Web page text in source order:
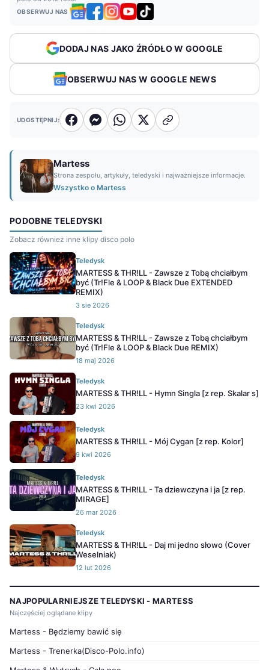
OBSERWUJ NAS
DODAJ NAS JAKO ŹRÓDŁO W GOOGLE
OBSERWUJ NAS W GOOGLE NEWS
UDOSTĘPNIJ:
Martess
Strona zespołu, artykuły, teledyski i najważniejsze informacje.
Wszystko o Martess
PODOBNE TELEDYSKI
Zobacz również inne klipy disco polo
Teledysk
MARTESS & THR!LL - Zawsze z Tobą chciałbym
być (Tr!Fle & LOOP & Black Due EXTENDED
REMIX)
3 sie 2026
Teledysk
MARTESS & THR!LL - Zawsze z Tobą chciałbym
być (Tr!Fle & LOOP & Black Due REMIX)
18 maj 2026
Teledysk
MARTESS & THR!LL - Hymn Singla [z rep. Skalar s]
23 kwi 2026
Teledysk
MARTESS & THR!LL - Mój Cygan [z rep. Kolor]
9 kwi 2026
Teledysk
MARTESS & THR!LL - Ta dziewczyna i ja [z rep.
MIRAGE]
26 mar 2026
Teledysk
MARTESS & THR!LL - Daj mi jedno słowo (Cover
Weselniak)
12 lut 2026
NAJPOPULARNIEJSZE TELEDYSKI - MARTESS
Najczęściej oglądane klipy
Martess - Będziemy bawić się
Martess - Trenerka(Disco-Polo.info)